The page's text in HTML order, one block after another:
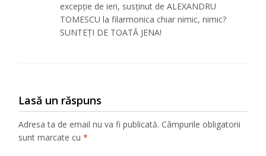
excepție de ieri, susținut de ALEXANDRU
TOMESCU la filarmonica chiar nimic, nimic?
SUNTEȚI DE TOATĂ JENA!
Lasă un răspuns
Adresa ta de email nu va fi publicată. Câmpurile obligatorii
sunt marcate cu*